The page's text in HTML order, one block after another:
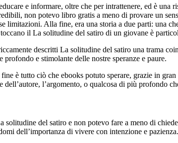
e informare, oltre che per intrattenere, ed è una
non potevo libro gratis a meno di provare un
limitazioni. Alla fine, era una storia a due parti: una
il La solitudine del satiro di un giovane è
descritti La solitudine del satiro una trama
e stimolante delle nostre speranze e paure.
è tutto ciò che ebooks potuto sperare, grazie in
l’argomento, o qualcosa di più profondo
del satiro e non potevo fare a meno di
dell’importanza di vivere con intenzione e pazienza.